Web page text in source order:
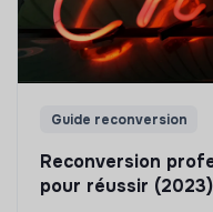
Guide reconversion
Reconversion
pour réussir (2023)